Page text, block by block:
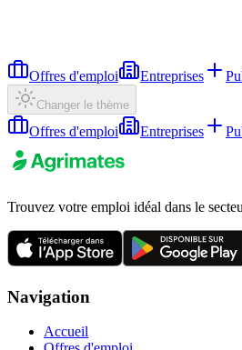
Offres d'emploi Entreprises
Changer le thème
Offres d'emploi Entreprises
Trouvez votre emploi idéal dans le
Navigation
Accueil